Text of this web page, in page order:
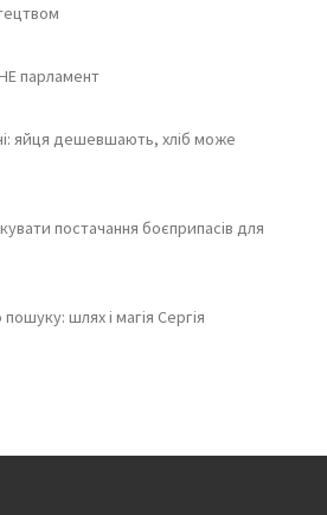
парламент
яйця дешевшають, хліб може
постачання боєприпасів для
шлях і магія Сергія